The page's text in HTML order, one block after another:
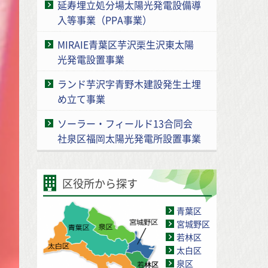
延寿埋立処分場太陽光発電設備導
入等事業（PPA事業）
MIRAIE青葉区芋沢栗生沢東太陽
光発電設置事業
ランド芋沢字青野木建設発生土埋
め立て事業
ソーラー・フィールド13合同会
社泉区福岡太陽光発電所設置事業
区役所から探す
青葉区
宮城野区
若林区
太白区
泉区